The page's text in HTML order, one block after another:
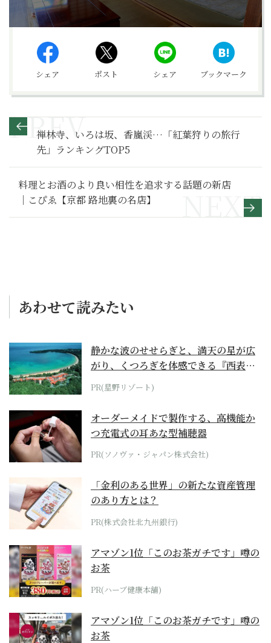
シェア ポスト シェア ブックマーク
禅林寺、いろは坂、香嵐渓…「紅葉狩りの旅行
先」ランキングTOP5
料理とお酒のより良い相性を追求する話題の新店
｜こぴゑ【京都 路地裏の名店】
あわせて読みたい
静かな波のせせらぎと、満天の星が広
がり、くつろぎを体感できる『西表島
ホテル by...
PR(星野リゾート)
オーダーメイドで製作する、高機能か
つ充電式の耳あな型補聴器
PR(ソノヴァ・ジャパン株式会社)
「金利のある世界」の新たな資産管理
のあり方とは？
PR(株式会社北九州銀行)
アマゾン1位「このお茶ガチです」噂の
お茶
PR(ハーブ健康本舗)
アマゾン1位「このお茶ガチです」噂の
お茶